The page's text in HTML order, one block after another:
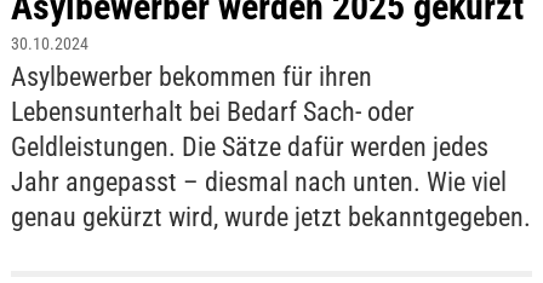
30.10.2024
Asylbewerber bekommen für ihren
Lebensunterhalt bei Bedarf Sach- oder
Geldleistungen. Die Sätze dafür werden jedes
Jahr angepasst – diesmal nach unten. Wie viel
genau gekürzt wird, wurde jetzt bekanntgegeben.